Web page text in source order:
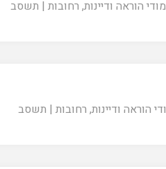
הוראה ודיינות, רחובות | תשסב
הוראה ודיינות, רחובות | תשסב